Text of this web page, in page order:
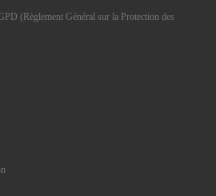
(Règlement Général sur la Protection des